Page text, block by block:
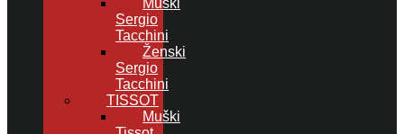
Muški
Sergio
Tacchini
Ženski
Sergio
Tacchini
TISSOT
Muški